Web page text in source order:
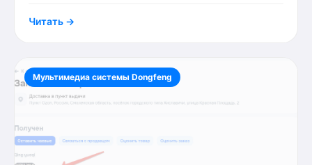
Читать →
Мультимедиа системы Dongfeng